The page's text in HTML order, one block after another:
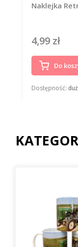
Naklejka
Cena
4,99 zł
Do
Dostępność: